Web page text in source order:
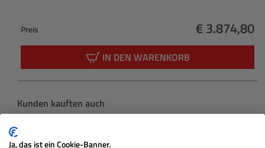
Preis
Regulärer
€ 3.874,80
IN DEN WARENKORB
Produktgalerie überspringen
Kunden kauften auch
Ja, das ist ein Cookie-Banner.